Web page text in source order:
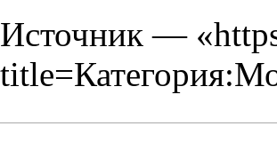
Источник — «